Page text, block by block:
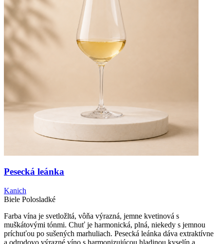
Pesecká leánka
Kanich
Biele Polosladké
Farba vína je svetložltá, vôňa výrazná, jemne kvetinová s
muškátovými tónmi. Chuť je harmonická, plná, niekedy s jemnou
príchuťou po sušených marhuliach. Pesecká leánka dáva extraktívne